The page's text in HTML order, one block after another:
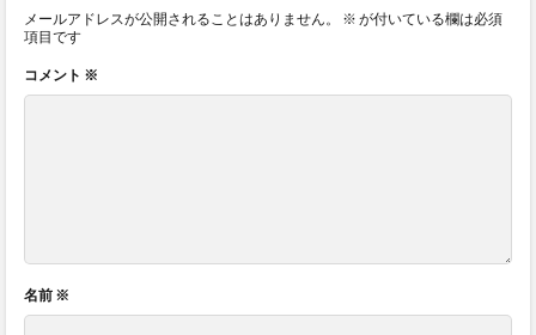
メールアドレスが公開されることはありません。 ※ が付いている欄は必須
項目です
コメント ※
名前 ※